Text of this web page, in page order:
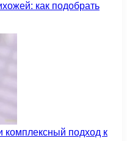
как подобрать
комплексный подход к